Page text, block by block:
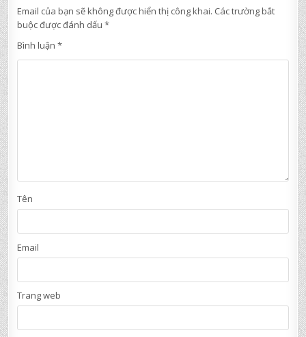
Email của bạn sẽ không được hiển thị công khai. Các trường bắt
buộc được đánh dấu*
Bình luận*
Tên
Email
Trang web